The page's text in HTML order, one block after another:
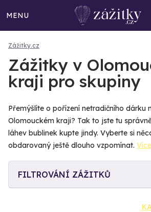
MENU
Zážitky.cz
Zážitky v
kraji pro skupiny
Přemýšlíte o pořízení netradičního dárku
Olomouckém kraji? Tak to jste tu
láhev bublinek kupte jindy. Vyberte si
obdarovaný ještě dlouho vzpomínat. Více
FILTROVÁNÍ ZÁŽITKŮ